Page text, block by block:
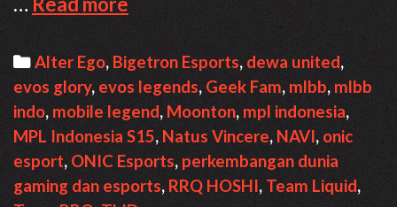
Bantu
Tingkatkan
Jumlah
Penonton
MPL
ID
S15
Categories
Alter Ego, Bigetron Esports, dewa united,
evos glory, evos legends, Geek Fam, mlbb, mlbb
indo, mobile legend,Moonton,mpl indonesia,
MPL Indonesia S15, Natus Vincere, NAVI,onic
esport, ONIC Esports,perkembangan dunia
gaming dan esports, RRQ HOSHI, Team Liquid,